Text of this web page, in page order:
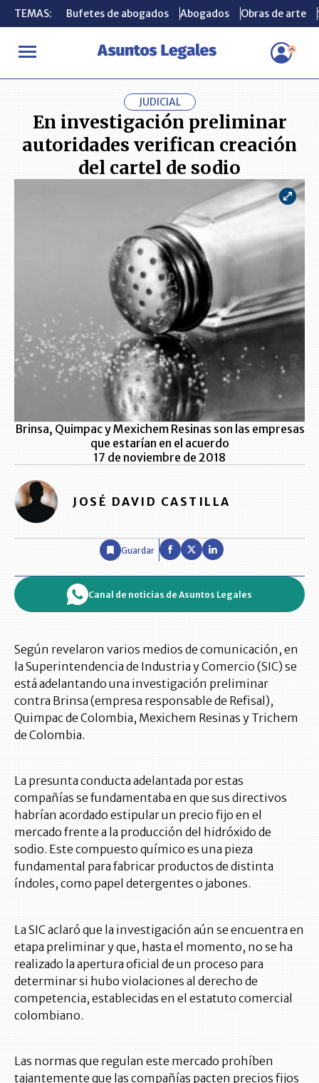
TEMAS: Bufetes de abogados Abogados Obras de arte
INICIO ACTUALIDAD En investigación preliminar autoridades
TEMAS: Bufetes de abogados Abogados Obras de arte
JUDICIAL
En investigación preliminar
autoridades verifican creación
del cartel de sodio
Brinsa, Quimpac y Mexichem Resinas son las empresas
que estarían en el acuerdo
17 de noviembre de 2018
JOSÉ DAVID CASTILLA
Guardar
Canal de noticias de Asuntos Legales
Según revelaron varios medios de comunicación, en
la Superintendencia de Industria y Comercio (SIC) se
está adelantando una investigación preliminar
contra Brinsa (empresa responsable de Refisal),
Quimpac de Colombia, Mexichem Resinas y Trichem
de Colombia.
La presunta conducta adelantada por estas
compañías se fundamentaba en que sus directivos
habrían acordado estipular un precio fijo en el
mercado frente a la producción del hidróxido de
sodio. Este compuesto químico es una pieza
fundamental para fabricar productos de distinta
índoles, como papel detergentes o jabones.
La SIC aclaró que la investigación aún se encuentra en
etapa preliminar y que, hasta el momento, no se ha
realizado la apertura oficial de un proceso para
determinar si hubo violaciones al derecho de
competencia, establecidas en el estatuto comercial
colombiano.
Las normas que regulan este mercado prohíben
tajantemente que las compañías pacten precios fijos